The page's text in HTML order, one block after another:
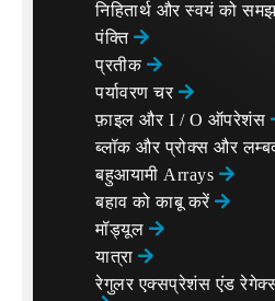
निहितार्थ और स्वयं को
पंक्ति
प्रतीक
पर्यावरण चर
फ़ाइल और I / O ऑपरेशंस
ब्लॉक और प्रोक्स और
बहुआयामी Arrays
बहाव को काबू करें
मॉड्यूल
यात्रा
रेगुलर एक्सप्रेशंस एंड